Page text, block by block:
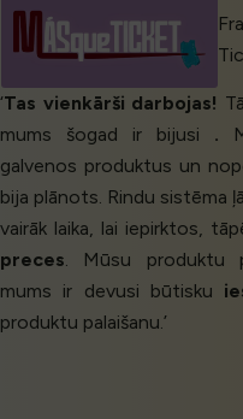
‘Tas vienkārši darbojas!
mums šogad ir bijusi .
galvenos produktus un
bija plānots. Rindu sistēma
vairāk laika, lai iepirktos,
preces. Mūsu produktu
mums ir devusi būtisku
produktu palaišanu.’